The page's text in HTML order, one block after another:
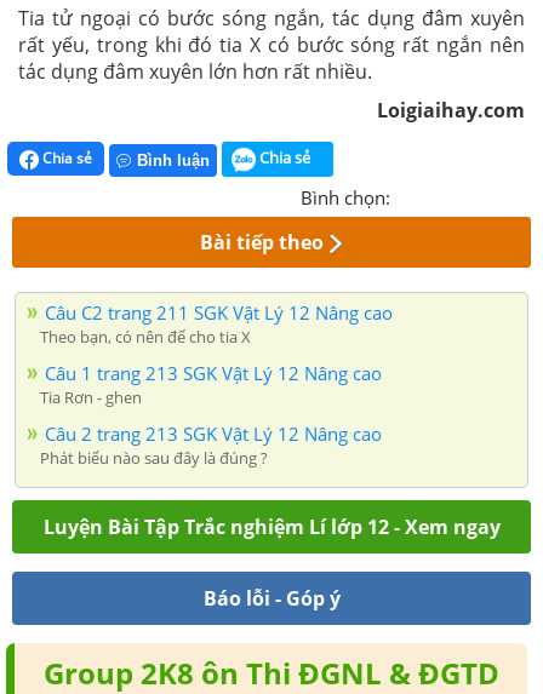
Tia tử ngoại có bước sóng ngắn, tác dụng đâm xuyên
rất yếu, trong khi đó tia X có bước sóng rất ngắn nên
tác dụng đâm xuyên lớn hơn rất nhiều.
Loigiaihay.com
Chia sẻ Bình luận Chia sẻ
Bình chọn:
Bài tiếp theo
Câu C2 trang 211 SGK Vật Lý 12 Nâng cao
Theo bạn, có nên để cho tia X
Câu 1 trang 213 SGK Vật Lý 12 Nâng cao
Tia Rơn - ghen
Câu 2 trang 213 SGK Vật Lý 12 Nâng cao
Phát biểu nào sau đây là đúng ?
Luyện Bài Tập Trắc nghiệm Lí lớp 12 - Xem ngay
Báo lỗi - Góp ý
Group 2K8 ôn Thi ĐGNL & ĐGTD